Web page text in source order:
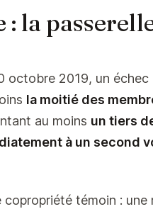
: la
octobre 2019, un
la moitié des
au moins un tiers
à un second
témoin :